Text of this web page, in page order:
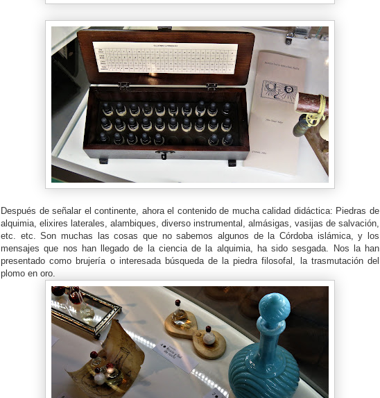
Después de señalar el continente, ahora el contenido de mucha calidad didáctica: Piedras de
alquimia, elixires laterales, alambiques, diverso instrumental, almásigas, vasijas de salvación,
etc. etc. Son muchas las cosas que no sabemos algunos de la Córdoba islámica, y los
mensajes que nos han llegado de la ciencia de la alquimia, ha sido sesgada. Nos la han
presentado como brujería o interesada búsqueda de la piedra filosofal, la trasmutación del
plomo en oro.